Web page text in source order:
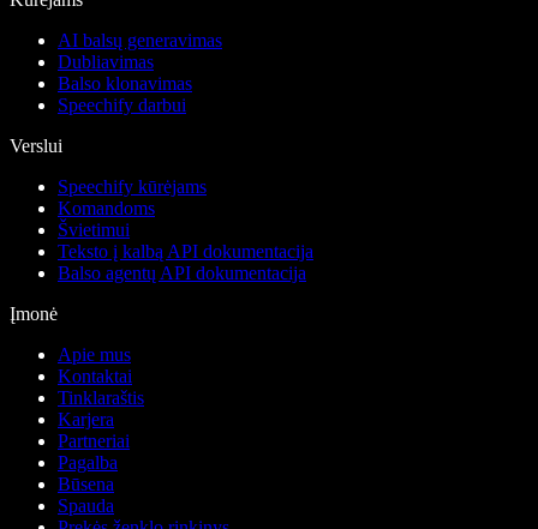
AI balsų generavimas
Dubliavimas
Balso klonavimas
Speechify darbui
Verslui
Speechify kūrėjams
Komandoms
Švietimui
Teksto į kalbą API dokumentacija
Balso agentų API dokumentacija
Įmonė
Apie mus
Kontaktai
Tinklaraštis
Karjera
Partneriai
Pagalba
Būsena
Spauda